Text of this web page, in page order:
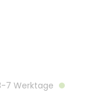
7 Werktage